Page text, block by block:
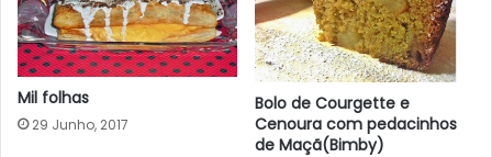
Mil folhas
29 Junho, 2017
Bolo de Courgette e
Cenoura com pedacinhos
de Maçã(Bimby)